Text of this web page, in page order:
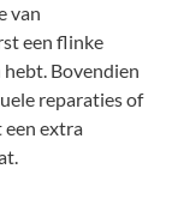
van
een flinke
Bovendien
reparaties of
een extra